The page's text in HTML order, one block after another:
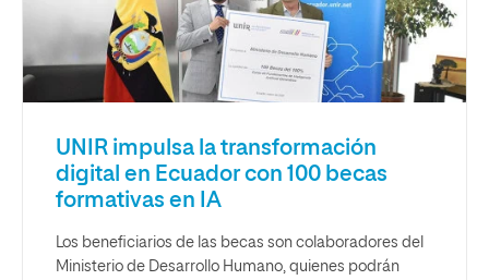
UNIR impulsa la transformación
digital en Ecuador con 100 becas
formativas en IA
Los beneficiarios de las becas son colaboradores del
Ministerio de Desarrollo Humano, quienes podrán